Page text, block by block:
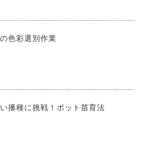
色彩選別作業
播種に挑戦！ポット苗育法